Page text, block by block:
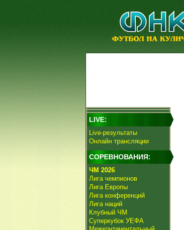
LIVE:
Live-результаты
Онлайн трансляции
СОРЕВНОВАНИЯ:
ЧМ 2026
Лига чемпионов
Лига Европы
Лига конференций
Лига наций
Клубный ЧМ
Суперкубок УЕФА